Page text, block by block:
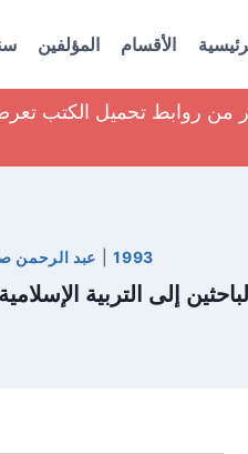
الأقسام المؤلفين
من روابط تحميل
1993
| عبد الرحمن
إلى التربية